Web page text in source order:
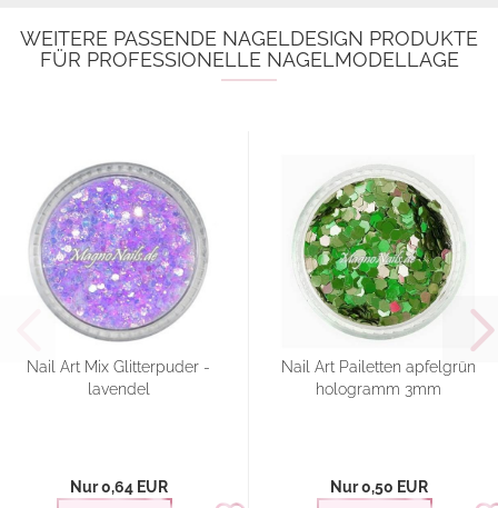
WEITERE PASSENDE NAGELDESIGN PRODUKTE
FÜR PROFESSIONELLE NAGELMODELLAGE
Nail Art Mix Glitterpuder -
lavendel
Nur 0,64 EUR
Nail Art Pailetten apfelgrün
hologramm 3mm
Nur 0,50 EUR